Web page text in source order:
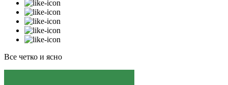
Все четко и ясно